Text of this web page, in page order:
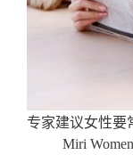
专家建议女性
Miri